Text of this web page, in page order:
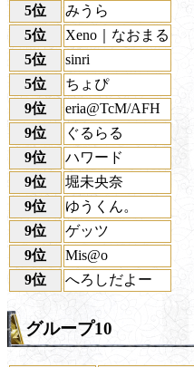
5位
みうら
5位
Xeno｜なおまる
5位
sinri
5位
ちょぴ
9位
eria@TcM/AFH
9位
ぐるらる
9位
ハワード
9位
堀未央奈
9位
ゆうくん。
9位
ゲッツ
9位
Mis@o
9位
へろしだよー
グループ10